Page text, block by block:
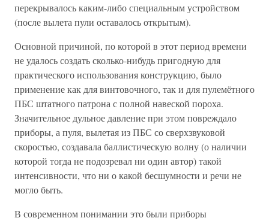
перекрывалось каким-либо специальным устройством
(после вылета пули оставалось открытым).
Основной причиной, по которой в этот период времени
не удалось создать сколько-нибудь пригодную для
практического использования конструкцию, было
применение как для винтовочного, так и для пулемётного
ПБС штатного патрона с полной навеской пороха.
Значительное дульное давление при этом повреждало
приборы, а пуля, вылетая из ПБС со сверхзвуковой
скоростью, создавала баллистическую волну (о наличии
которой тогда не подозревал ни один автор) такой
интенсивности, что ни о какой бесшумности и речи не
могло быть.
В современном понимании это были приборы